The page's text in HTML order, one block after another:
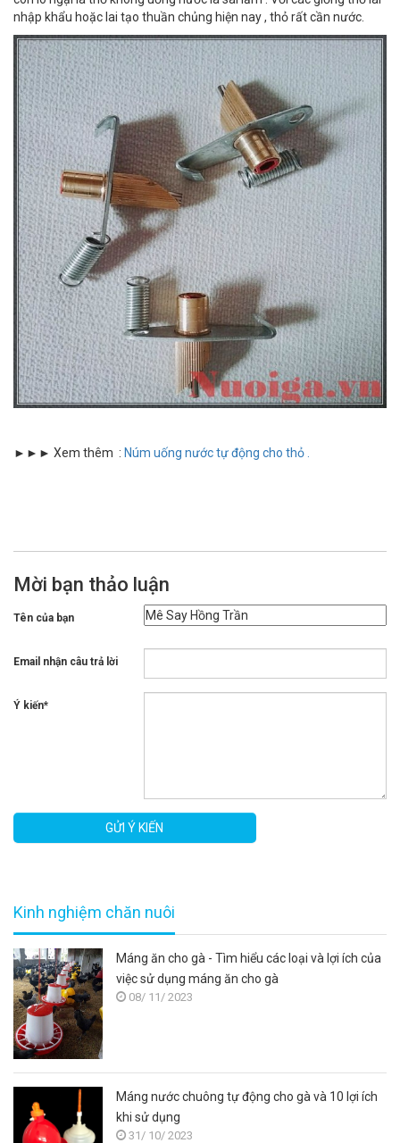
nhập khẩu hoặc lai tạo thuần chủng hiện nay , thỏ rất cần nước.
►►► Xem thêm : Núm uống nước tự động cho thỏ .
Mời bạn thảo luận
Tên của bạn
Email nhận câu trả lời
Ý kiến*
GỬI Ý KIẾN
Kinh nghiệm chăn nuôi
Máng ăn cho gà - Tìm hiểu các loại và lợi ích của
việc sử dụng máng ăn cho gà
08/ 11/ 2023
Máng nước chuông tự động cho gà và 10 lợi ích
khi sử dụng
31/ 10/ 2023